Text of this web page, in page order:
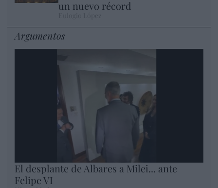
un nuevo récord
Argumentos
El desplante de Albares a Milei... ante
Felipe VI